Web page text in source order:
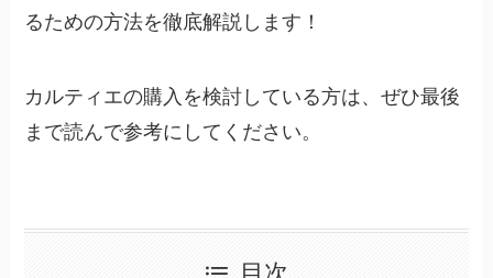
るための方法を徹底解説します！
カルティエの購入を検討している方は、ぜひ最後
まで読んで参考にしてください。